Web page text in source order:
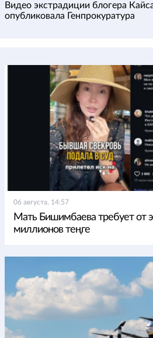
Видео экстрадиции блогера
опубликовала Генпрокуратура
06 августа, 14:57
Мать Бишимбаева требует от
миллионов теңге